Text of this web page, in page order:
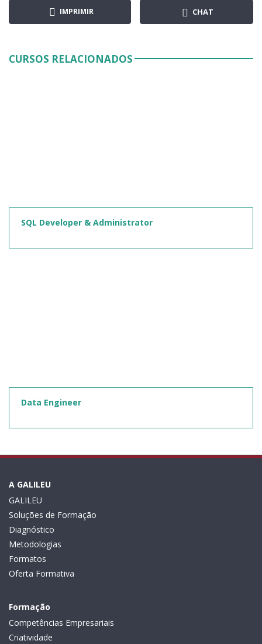
IMPRIMIR CHAT
CURSOS RELACIONADOS
SQL Developer & Administrator
Data Engineer
A GALILEU
GALILEU
Soluções de Formação
Diagnóstico
Metodologias
Formatos
Oferta Formativa
Formação
Competências Empresariais
Criatividade